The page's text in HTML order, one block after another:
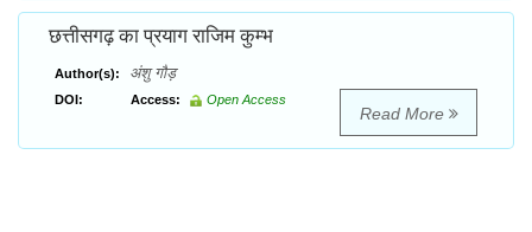
छत्तीसगढ़ का प्रयाग राजिम कुम्भ
Author(s): अंशु गौड़
DOI: Access: Open Access
Read More